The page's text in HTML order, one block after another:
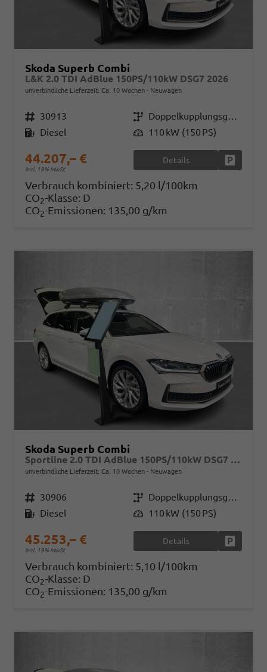
Skoda Superb Combi
L&K 2.0 TDI AdBlue 150PS/110kW DSG7 2026
unverbindliche Lieferzeit: Ca. 10 Wochen Neuwagen
Fahrzeugnr. 30913 Getriebe
Doppelkupplungsgetriebe (DSG)
Kraftstoff Diesel Leistung 110 kW (150 PS)
44.207,– €
incl. 19% MwSt.
Details
Verbrauch kombiniert: 5,20 l/100km
CO2-Klasse: D
CO2-Emissionen: 135,00 g/km
Skoda Superb Combi
Sportline 2.0 TDI AdBlue 150PS/110kW DSG7 2026
unverbindliche Lieferzeit: Ca. 10 Wochen Neuwagen
Fahrzeugnr. 30906 Getriebe
Doppelkupplungsgetriebe (DSG)
Kraftstoff Diesel Leistung 110 kW (150 PS)
45.253,– €
incl. 19% MwSt.
Details
Verbrauch kombiniert: 5,10 l/100km
CO2-Klasse: D
CO2-Emissionen: 135,00 g/km